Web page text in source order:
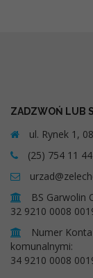
ZADZWOŃ LUB
ul. Rynek 1,
(25) 754 11 44
BS Garwolin
32 9210 0008
Numer
komunalnymi:
34 9210 0008